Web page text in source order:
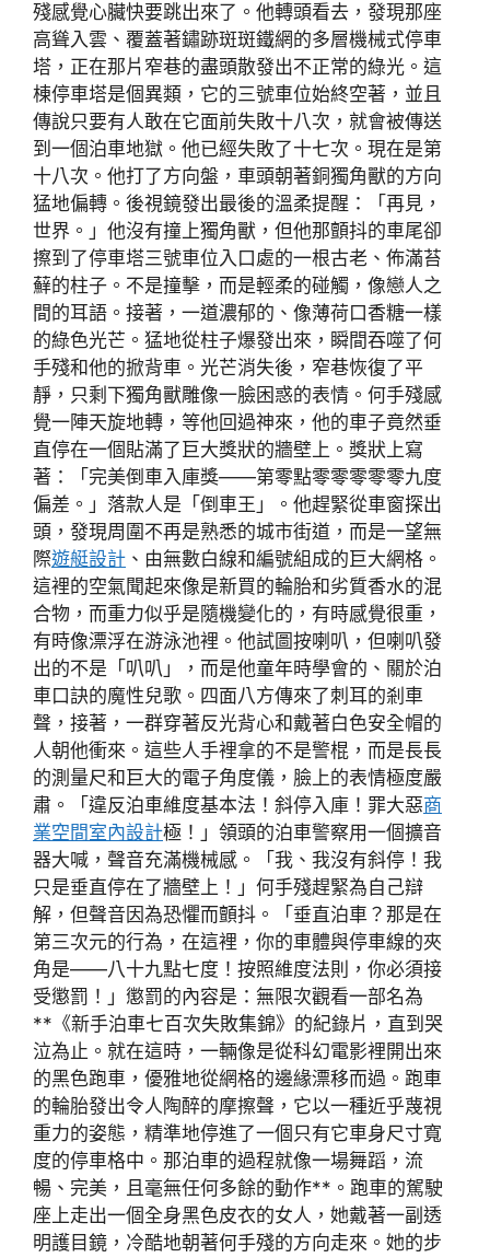
殘感覺心臟快要跳出來了。他轉頭看去，發現那座
高聳入雲、覆蓋著鏽跡斑斑鐵網的多層機械式停車
塔，正在那片窄巷的盡頭散發出不正常的綠光。這
棟停車塔是個異類，它的三號車位始終空著，並且
傳說只要有人敢在它面前失敗十八次，就會被傳送
到一個泊車地獄。他已經失敗了十七次。現在是第
十八次。他打了方向盤，車頭朝著銅獨角獸的方向
猛地偏轉。後視鏡發出最後的溫柔提醒：「再見，
世界。」他沒有撞上獨角獸，但他那顫抖的車尾卻
擦到了停車塔三號車位入口處的一根古老、佈滿苔
蘚的柱子。不是撞擊，而是輕柔的碰觸，像戀人之
間的耳語。接著，一道濃郁的、像薄荷口香糖一樣
的綠色光芒。猛地從柱子爆發出來，瞬間吞噬了何
手殘和他的掀背車。光芒消失後，窄巷恢復了平
靜，只剩下獨角獸雕像一臉困惑的表情。何手殘感
覺一陣天旋地轉，等他回過神來，他的車子竟然垂
直停在一個貼滿了巨大獎狀的牆壁上。獎狀上寫
著：「完美倒車入庫獎——第零點零零零零零九度
偏差。」落款人是「倒車王」。他趕緊從車窗探出
頭，發現周圍不再是熟悉的城市街道，而是一望無
際遊艇設計 、由無數白線和編號組成的巨大網格。
這裡的空氣聞起來像是新買的輪胎和劣質香水的混
合物，而重力似乎是隨機變化的，有時感覺很重，
有時像漂浮在游泳池裡。他試圖按喇叭，但喇叭發
出的不是「叭叭」，而是他童年時學會的、關於泊
車口訣的魔性兒歌。四面八方傳來了刺耳的剎車
聲，接著，一群穿著反光背心和戴著白色安全帽的
人朝他衝來。這些人手裡拿的不是警棍，而是長長
的測量尺和巨大的電子角度儀，臉上的表情極度嚴
肅。「違反泊車維度基本法！斜停入庫！罪大惡商
業空間室內設計極！」領頭的泊車警察用一個擴音
器大喊，聲音充滿機械感。「我、我沒有斜停！我
只是垂直停在了牆壁上！」何手殘趕緊為自己辯
解，但聲音因為恐懼而顫抖。「垂直泊車？那是在
第三次元的行為，在這裡，你的車體與停車線的夾
角是——八十九點七度！按照維度法則，你必須接
受懲罰！」懲罰的內容是：無限次觀看一部名為
**《新手泊車七百次失敗集錦》的紀錄片，直到哭
泣為止。就在這時，一輛像是從科幻電影裡開出來
的黑色跑車，優雅地從網格的邊緣漂移而過。跑車
的輪胎發出令人陶醉的摩擦聲，它以一種近乎蔑視
重力的姿態，精準地停進了一個只有它車身尺寸寬
度的停車格中。那泊車的過程就像一場舞蹈，流
暢、完美，且毫無任何多餘的動作**。跑車的駕駛
座上走出一個全身黑色皮衣的女人，她戴著一副透
明護目鏡，冷酷地朝著何手殘的方向走來。她的步